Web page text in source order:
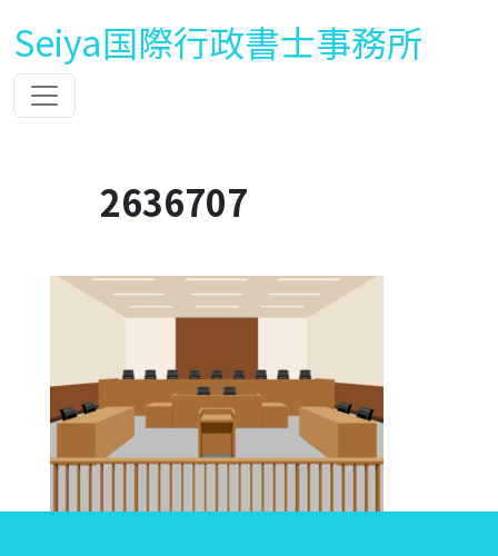
Seiya国際行政書士事務所
2636707